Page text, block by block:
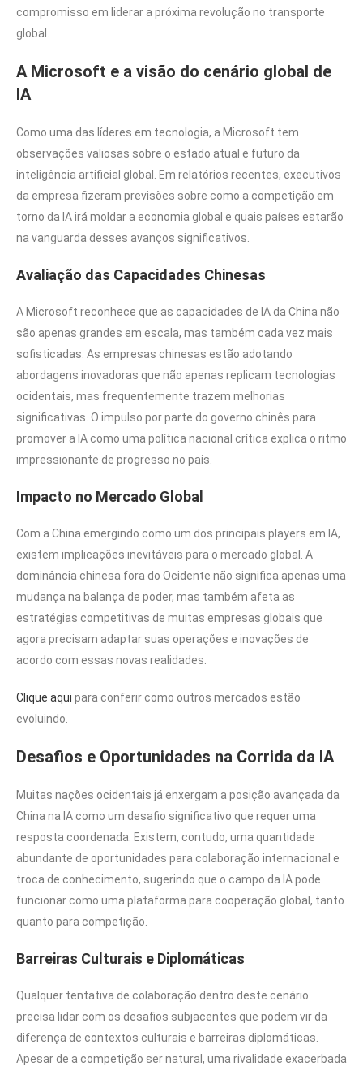
compromisso em liderar a próxima revolução no transporte
global.
A Microsoft e a visão do cenário global de
IA
Como uma das líderes em tecnologia, a Microsoft tem
observações valiosas sobre o estado atual e futuro da
inteligência artificial global. Em relatórios recentes, executivos
da empresa fizeram previsões sobre como a competição em
torno da IA irá moldar a economia global e quais países estarão
na vanguarda desses avanços significativos.
Avaliação das Capacidades Chinesas
A Microsoft reconhece que as capacidades de IA da China não
são apenas grandes em escala, mas também cada vez mais
sofisticadas. As empresas chinesas estão adotando
abordagens inovadoras que não apenas replicam tecnologias
ocidentais, mas frequentemente trazem melhorias
significativas. O impulso por parte do governo chinês para
promover a IA como uma política nacional crítica explica o ritmo
impressionante de progresso no país.
Impacto no Mercado Global
Com a China emergindo como um dos principais players em IA,
existem implicações inevitáveis para o mercado global. A
dominância chinesa fora do Ocidente não significa apenas uma
mudança na balança de poder, mas também afeta as
estratégias competitivas de muitas empresas globais que
agora precisam adaptar suas operações e inovações de
acordo com essas novas realidades.
Clique aqui para conferir como outros mercados estão
evoluindo.
Desafios e Oportunidades na Corrida da IA
Muitas nações ocidentais já enxergam a posição avançada da
China na IA como um desafio significativo que requer uma
resposta coordenada. Existem, contudo, uma quantidade
abundante de oportunidades para colaboração internacional e
troca de conhecimento, sugerindo que o campo da IA pode
funcionar como uma plataforma para cooperação global, tanto
quanto para competição.
Barreiras Culturais e Diplomáticas
Qualquer tentativa de colaboração dentro deste cenário
precisa lidar com os desafios subjacentes que podem vir da
diferença de contextos culturais e barreiras diplomáticas.
Apesar de a competição ser natural, uma rivalidade exacerbada